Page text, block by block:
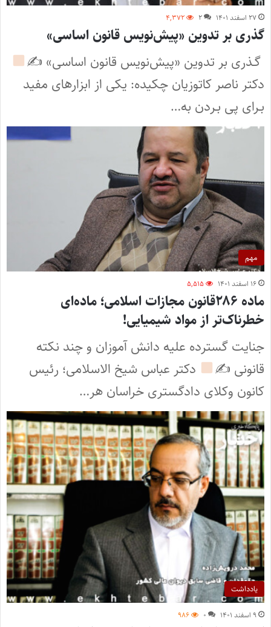
۲۷ اسفند ۱۴۰۱ ۲ ۴,۳۷۲
گذری بر تدوین «پیش‌نویس قانون اساسی»
‌ ‌‌‌گـذری‌ بر تدوین «پیش‌نویس قانون اساسی» ✍
دکتر ناصر کاتوزیان چکیده: یکی از ابزارهای مفید‌
بـرای‌ پی بـردن به…
مهم
۱۶ اسفند ۱۴۰۱ ۵,۵۱۵
ماده ۲۸۶قانون مجازات اسلامی؛ ماده‌ای
خطرناک‌تر از مواد شیمیایی!
جنایت گسترده علیه دانش آموزان و چند نکته
قانونی ✍
دکتر عباس شیخ الاسلامی؛ رئیس
کانون وکلای دادگستری خراسان هر…
یادداشت
۹ اسفند ۱۴۰۱ ۰ ۹۸۶